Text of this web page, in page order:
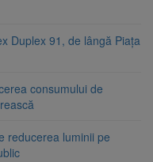
Duplex 91, de lângă Piața
consumului de
reducerea luminii pe